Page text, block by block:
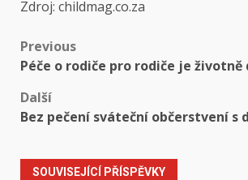
Zdroj: childmag.co.za
Post
navigation
Previous
Péče o rodiče pro rodiče je
Další
Bez pečení sváteční občerstvení s
SOUVISEJÍCÍ PŘÍSPĚVKY